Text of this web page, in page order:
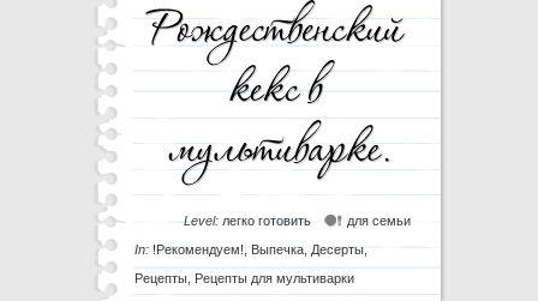
для семьи
Level: легко готовить
In: !Рекомендуем! Выпечка, Десерты,
Рецепты, Рецепты для мультиварки